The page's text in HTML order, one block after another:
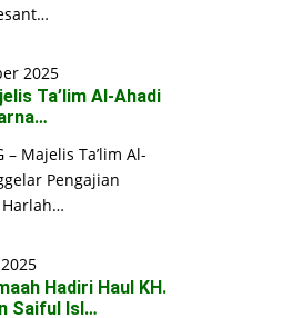
2025
Ta’lim Al-Ahadi
– Majelis Ta’lim Al-
Pengajian
Hadiri Haul KH.
Saiful Isl…